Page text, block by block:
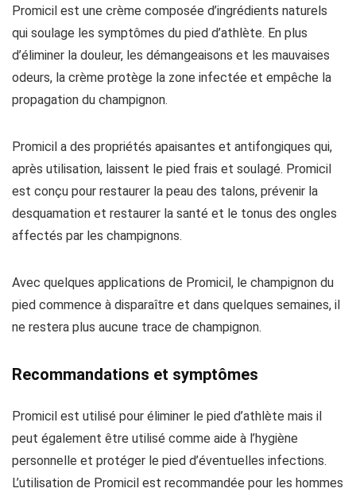
Promicil est une crème composée d’ingrédients naturels
qui soulage les symptômes du pied d’athlète. En plus
d’éliminer la douleur, les démangeaisons et les mauvaises
odeurs, la crème protège la zone infectée et empêche la
propagation du champignon.
Promicil a des propriétés apaisantes et antifongiques qui,
après utilisation, laissent le pied frais et soulagé. Promicil
est conçu pour restaurer la peau des talons, prévenir la
desquamation et restaurer la santé et le tonus des ongles
affectés par les champignons.
Avec quelques applications de Promicil, le champignon du
pied commence à disparaître et dans quelques semaines, il
ne restera plus aucune trace de champignon.
Recommandations et symptômes
Promicil est utilisé pour éliminer le pied d’athlète mais il
peut également être utilisé comme aide à l’hygiène
personnelle et protéger le pied d’éventuelles infections.
L’utilisation de Promicil est recommandée pour les hommes